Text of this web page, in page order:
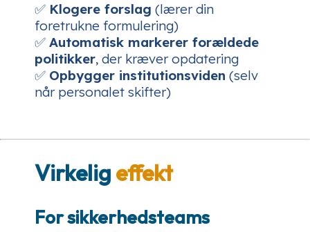
✅ Klogere forslag (lærer din
foretrukne formulering)
✅ Automatisk markerer forældede
politikker, der kræver opdatering
✅ Opbygger institutionsviden (selv
når personalet skifter)
Virkelig effekt
For sikkerhedsteams